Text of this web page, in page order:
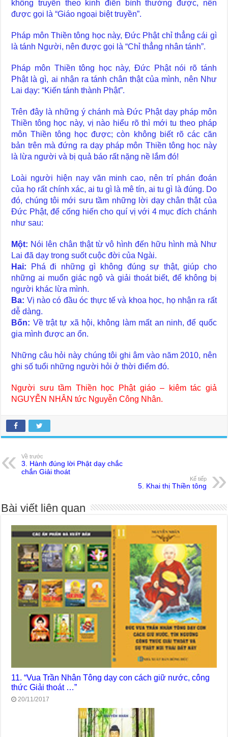
không truyền theo kinh điển bình thường được, nên
được gọi là “Giáo ngoại biệt truyền”.
Pháp môn Thiền tông học này, Đức Phật chỉ thẳng cái gì
là tánh Người, nên được gọi là “Chỉ thẳng nhân tánh”.
Pháp môn Thiền tông học này, Đức Phật nói rõ tánh
Phật là gì, ai nhận ra tánh chân thật của mình, nên Như
Lai dạy: “Kiến tánh thành Phật”.
Trên đây là những ý chánh mà Đức Phật dạy pháp môn
Thiền tông học này, vị nào hiểu rõ thì mới tu theo pháp
môn Thiền tông học được; còn không biết rõ các căn
bản trên mà đứng ra dạy pháp môn Thiền tông học này
là lừa người và bị quả báo rất nặng nề lắm đó!
Loài người hiện nay văn minh cao, nên trí phán đoán
của họ rất chính xác, ai tu gì là mê tín, ai tu gì là đúng. Do
đó, chúng tôi mới sưu tầm những lời dạy chân thật của
Đức Phật, để cống hiến cho quí vị với 4 mục đích chánh
như sau:
Một: Nói lên chân thật từ vô hình đến hữu hình mà Như
Lai đã dạy trong suốt cuộc đời của Ngài.
Hai: Phá đi những gì không đúng sự thật, giúp cho
những ai muốn giác ngộ và giải thoát biết, để không bị
người khác lừa mình.
Ba: Vị nào có đầu óc thực tế và khoa học, họ nhận ra rất
dễ dàng.
Bốn: Về trật tự xã hội, không làm mất an ninh, để quốc
gia mình được an ổn.
Những câu hỏi này chúng tôi ghi âm vào năm 2010, nên
ghi số tuổi những người hỏi ở thời điểm đó.
Người sưu tầm Thiền học Phật giáo – kiêm tác giả
NGUYỄN NHÂN tức Nguyễn Công Nhân.
Về trước
3. Hành đúng lời Phật dạy chắc
chắn Giải thoát
Kế tiếp
5. Khai thị Thiền tông
Bài viết liên quan
11. “Vua Trần Nhân Tông dạy con cách giữ nước, công
thức Giải thoát …”
20/11/2017